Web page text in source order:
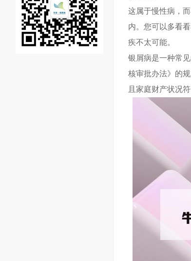
这属于慢性病，
内。您可以多看
疾不太可能。
银屑病是一种常
核审批办法》的
且家庭财产状况